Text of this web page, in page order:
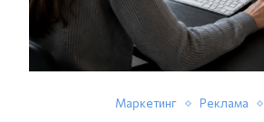
Маркетинг Реклама